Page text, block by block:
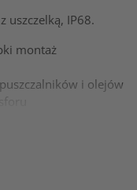
uszczelką, IP68.
montaż
i olejów